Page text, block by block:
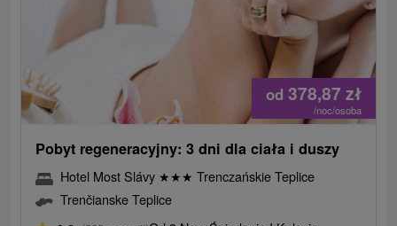
od 378,87 zł
/noc/osoba
Pobyt regeneracyjny: 3 dni dla ciała i duszy
Hotel Most Slávy ★★★ Trenczańskie Teplice
Trenčianske Teplice